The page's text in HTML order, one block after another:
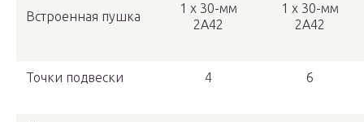
Встроенная пушка
1 x 30-мм
2А42
1 x 30-мм
2А42
Точки подвески 4 6